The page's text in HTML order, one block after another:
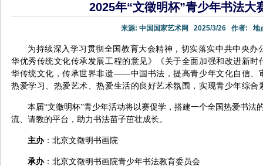
2025年“文徵明杯”青少年书法大
来源: 中国国家艺术网 2025/3/26作者: 地
为持续深入学习贯彻全国教育大会精神，切实落实中共中央办
华优秀传统文化传承发展工程的意见》《关于全面加强和改进新
华传统文化，传承世界非遗——中国书法，提高青少年文化自信、
热爱学习、热爱艺术、热爱生活的良好艺术氛围，实现青少年综合
本届“文徵明杯”青少年活动将以赛促学，搭建一个全国热爱书法
流、请教的平台，助力书法苗子茁壮成长。
主办：北京文徵明书画院
承办：北京文徵明书画院青少年书法教育委员会